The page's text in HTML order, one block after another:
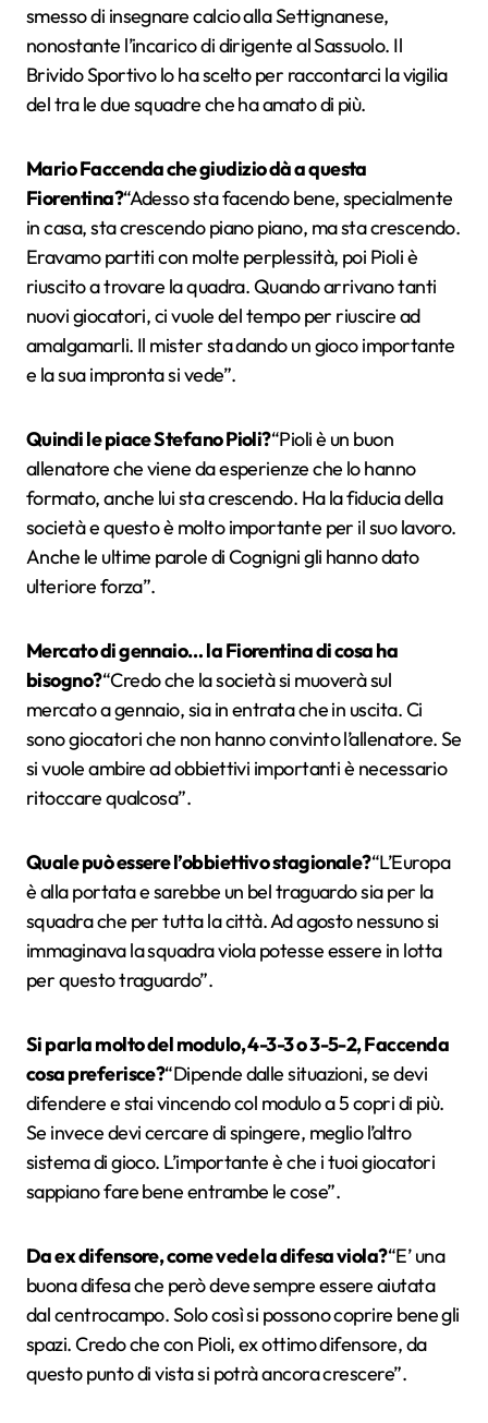
smesso di insegnare calcio alla Settignanese,
nonostante l’incarico di dirigente al Sassuolo. Il
Brivido Sportivo lo ha scelto per raccontarci la vigilia
del tra le due squadre che ha amato di più.
Mario Faccenda che giudizio dà a questa
Fiorentina?“Adesso sta facendo bene, specialmente
in casa, sta crescendo piano piano, ma sta crescendo.
Eravamo partiti con molte perplessità, poi Pioli è
riuscito a trovare la quadra. Quando arrivano tanti
nuovi giocatori, ci vuole del tempo per riuscire ad
amalgamarli. Il mister sta dando un gioco importante
e la sua impronta si vede”.
Quindi le piace Stefano Pioli?“Pioli è un buon
allenatore che viene da esperienze che lo hanno
formato, anche lui sta crescendo. Ha la fiducia della
società e questo è molto importante per il suo lavoro.
Anche le ultime parole di Cognigni gli hanno dato
ulteriore forza”.
Mercato di gennaio… la Fiorentina di cosa ha
bisogno?“Credo che la società si muoverà sul
mercato a gennaio, sia in entrata che in uscita. Ci
sono giocatori che non hanno convinto l’allenatore. Se
si vuole ambire ad obbiettivi importanti è necessario
ritoccare qualcosa”.
Quale può essere l’obbiettivo stagionale?“L’Europa
è alla portata e sarebbe un bel traguardo sia per la
squadra che per tutta la città. Ad agosto nessuno si
immaginava la squadra viola potesse essere in lotta
per questo traguardo”.
Si parla molto del modulo, 4-3-3 o 3-5-2, Faccenda
cosa preferisce?“Dipende dalle situazioni, se devi
difendere e stai vincendo col modulo a 5 copri di più.
Se invece devi cercare di spingere, meglio l’altro
sistema di gioco. L’importante è che i tuoi giocatori
sappiano fare bene entrambe le cose”.
Da ex difensore, come vede la difesa viola?“E’ una
buona difesa che però deve sempre essere aiutata
dal centrocampo. Solo così si possono coprire bene gli
spazi. Credo che con Pioli, ex ottimo difensore, da
questo punto di vista si potrà ancora crescere”.